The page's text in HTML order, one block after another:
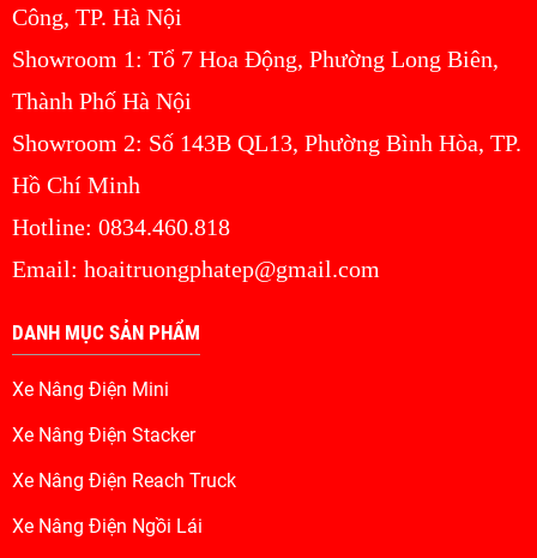
Công, TP. Hà Nội
Showroom 1: Tổ 7 Hoa Động, Phường Long Biên,
Thành Phố Hà Nội
Showroom 2: Số 143B QL13, Phường Bình Hòa, TP.
Hồ Chí Minh
Hotline: 0834.460.818
Email: hoaitruongphatep@gmail.com
DANH MỤC SẢN PHẨM
Xe Nâng Điện Mini
Xe Nâng Điện Stacker
Xe Nâng Điện Reach Truck
Xe Nâng Điện Ngồi Lái